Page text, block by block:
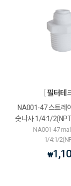
필터테
NA001-47 스트레
숫나사 1/4:1/
NA001-47
1/4:1/
₩